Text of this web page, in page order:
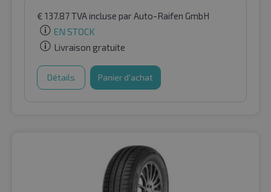
€ 137.87TVA incluse par Auto-Raifen GmbH
EN STOCK
Livraison gratuite
Détails Panier d'achat